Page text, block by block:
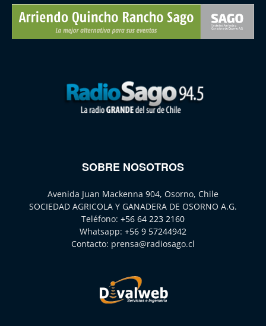
SOBRE NOSOTROS
Avenida Juan Mackenna 904, Osorno, Chile
SOCIEDAD AGRICOLA Y GANADERA DE OSORNO A.G.
Teléfono: +56 64 223 2160
Whatsapp: +56 9 57244942
Contacto: prensa@radiosago.cl